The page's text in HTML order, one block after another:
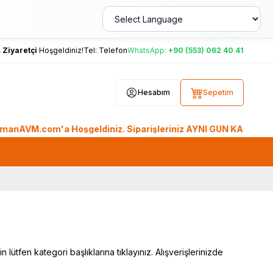
Ziyaretçi Hoşgeldiniz!Tel: TelefonWhatsApp: +90 (553) 062 40 41
Hesabım Sepetim
Hoşgeldiniz. Siparişleriniz AYNI GÜN KARGO'da.
kategori başlıklarına tıklayınız. Alışverişlerinizde